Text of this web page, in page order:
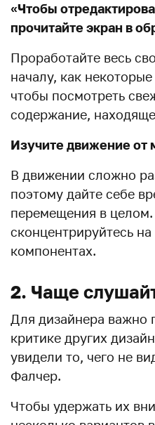
«Чтобы
прочитайте экран в
Проработайте весь
началу, как
чтобы посмотреть
содержание,
Изучите движение от
В движении сложно
поэтому дайте себе
перемещения в
сконцентрируйтесь
компонентах.
2. Чаще
Для дизайнера важно
критике других
увидели то, чего не
Фалчер.
Чтобы удержать их